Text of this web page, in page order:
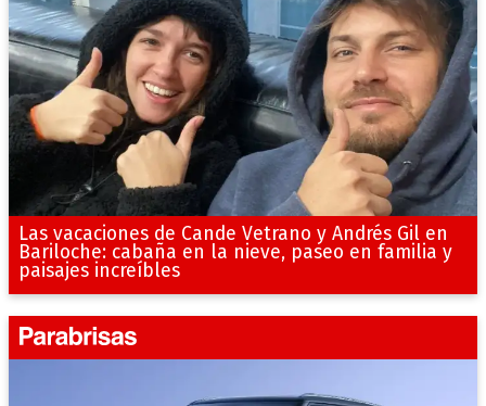
Las vacaciones de Cande Vetrano y Andrés Gil en
Bariloche: cabaña en la nieve, paseo en familia y
paisajes increíbles